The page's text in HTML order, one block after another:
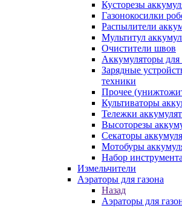
Кусторезы
Газонокосилки
Распылители
Мультитул
Очистители швов
Аккумуляторы для
Зарядные
техники
Прочее
Культиваторы
Тележки
Высоторезы
Секаторы
Мотобуры
Набор
Измельчители
Аэраторы для газона
Назад
Аэраторы для